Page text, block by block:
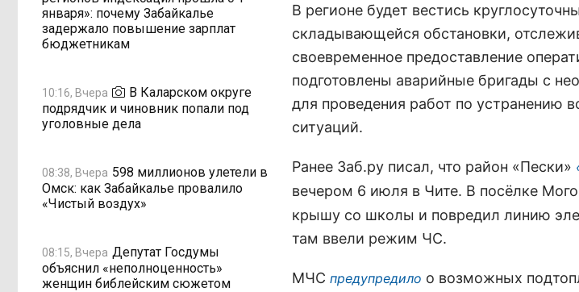
января»: почему Забайкалье
задержало повышение зарплат
бюджетникам
10:16, Вчера
В Каларском округе
подрядчик и чиновник попали под
уголовные дела
08:38, Вчера 598 миллионов улетели в
Омск: как Забайкалье провалило
«Чистый воздух»
08:15, Вчера Депутат Госдумы
объяснил «неполноценность»
женщин библейским сюжетом
В регионе будет вестись
складывающейся обстановки,
своевременное предоставление
подготовлены аварийные бригады с
для проведения работ по устранению
ситуаций.
Ранее Заб.ру писал, что район «Пески»
вечером 6 июля в Чите. В посёлке
крышу со школы и повредил линию
там ввели режим ЧС.
МЧС предупредило о возможных